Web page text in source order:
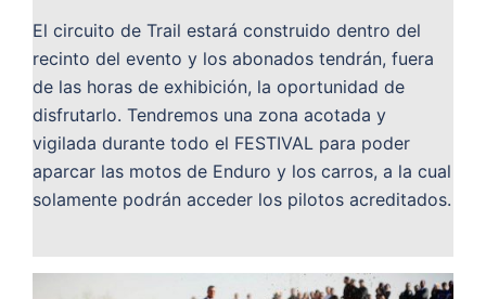
El circuito de Trail estará construido dentro del
recinto del evento y los abonados tendrán, fuera
de las horas de exhibición, la oportunidad de
disfrutarlo. Tendremos una zona acotada y
vigilada durante todo el FESTIVAL para poder
aparcar las motos de Enduro y los carros, a la cual
solamente podrán acceder los pilotos acreditados.